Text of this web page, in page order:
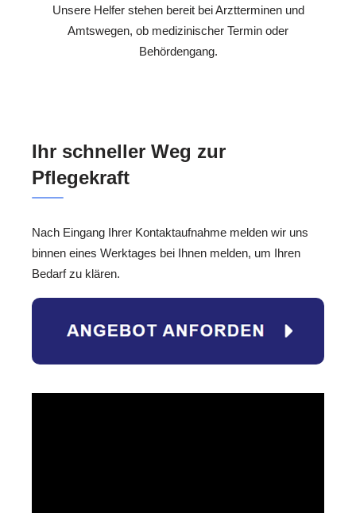
Unsere Helfer stehen bereit bei Arztterminen und
Amtswegen, ob medizinischer Termin oder
Behördengang.
Ihr schneller Weg zur
Pflegekraft
Nach Eingang Ihrer Kontaktaufnahme melden wir uns
binnen eines Werktages bei Ihnen melden, um Ihren
Bedarf zu klären.